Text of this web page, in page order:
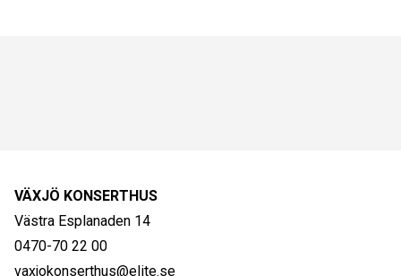
VÄXJÖ KONSERTHUS
Västra Esplanaden 14
0470-70 22 00
vaxjokonserthus@elite.se